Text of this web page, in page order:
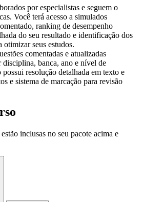
por especialistas e seguem o
Você terá acesso a simulados
ranking de desempenho
do seu resultado e identificação dos
otimizar seus estudos.
comentadas e atualizadas
disciplina, banca, ano e nível de
resolução detalhada em texto e
e sistema de marcação para revisão
inclusas no seu pacote acima e